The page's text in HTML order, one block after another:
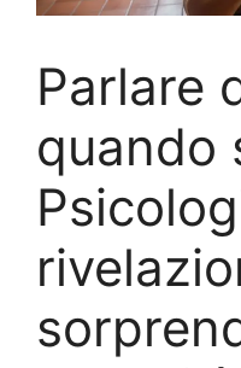
Parlare
quando